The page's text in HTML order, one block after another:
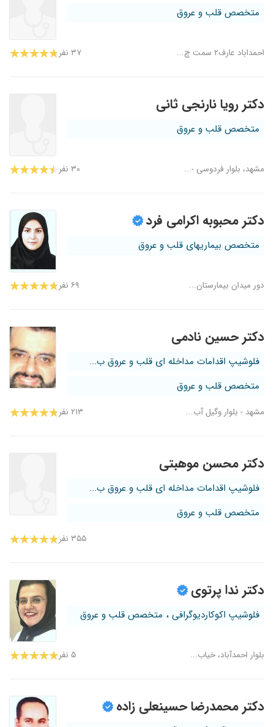
متخصص قلب و عروق
احمداباد عارف۲ سمت چ... ۳۷ نفر
دکتر رویا نارنجی ثانی
متخصص قلب و عروق
مشهد، بلوار فردوسی -... ۳۰ نفر
دکتر محبوبه اکرامی فرد
متخصص بیماریهای قلب و عروق
دور میدان بیمارستان... ۶۹ نفر
دکتر حسین نادمی
فلوشیپ اقدامات مداخله ای قلب و عروق ب...
متخصص قلب و عروق
مشهد - بلوار وگیل آب... ۲۱۳ نفر
دکتر محسن موهبتی
فلوشیپ اقدامات مداخله ای قلب و عروق ب...
متخصص قلب و عروق
۳۵۵ نفر
دکتر ندا پرتوی
فلوشیپ اکوکاردیوگرافی ، متخصص قلب و عروق
بلوار احمدآباد، خیاب... ۵ نفر
دکتر محمدرضا حسینعلی زاده